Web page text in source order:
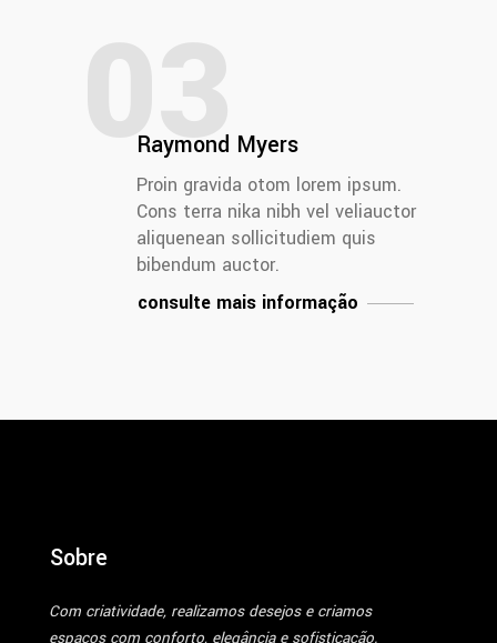
03
Raymond Myers
Proin gravida otom lorem ipsum.
Cons terra nika nibh vel veliauctor
aliquenean sollicitudiem quis
bibendum auctor.
consulte mais informação
Sobre
Com criatividade, realizamos desejos e criamos
espaços com conforto, elegância e sofisticação.